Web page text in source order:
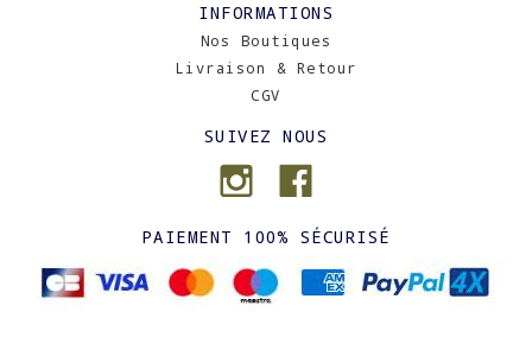
INFORMATIONS
Nos Boutiques
Livraison & Retour
CGV
SUIVEZ NOUS
PAIEMENT 100% SÉCURISÉ